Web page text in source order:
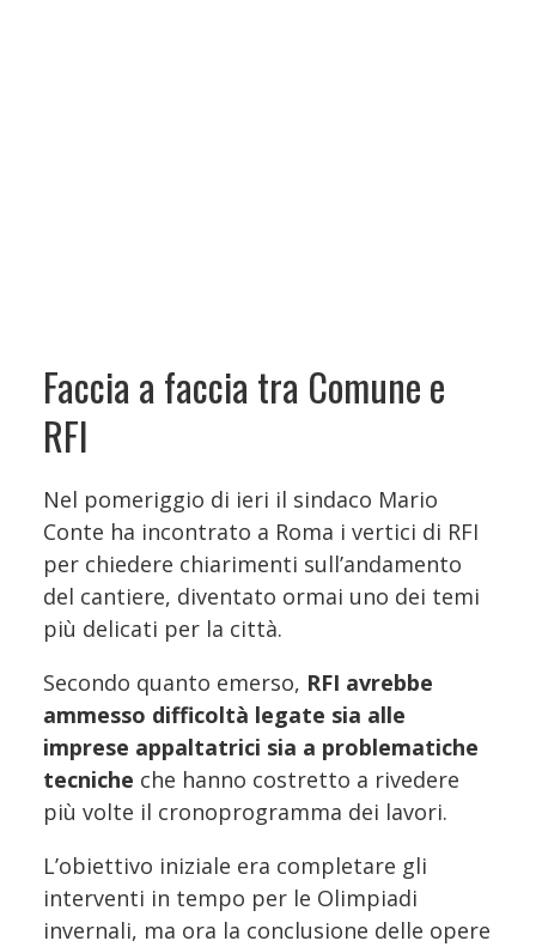
Faccia a faccia tra Comune e
RFI
Nel pomeriggio di ieri il sindaco Mario
Conte ha incontrato a Roma i vertici di RFI
per chiedere chiarimenti sull’andamento
del cantiere, diventato ormai uno dei temi
più delicati per la città.
Secondo quanto emerso, RFI avrebbe
ammesso difficoltà legate sia alle
imprese appaltatrici sia a problematiche
tecniche che hanno costretto a rivedere
più volte il cronoprogramma dei lavori.
L’obiettivo iniziale era completare gli
interventi in tempo per le Olimpiadi
invernali, ma ora la conclusione delle opere